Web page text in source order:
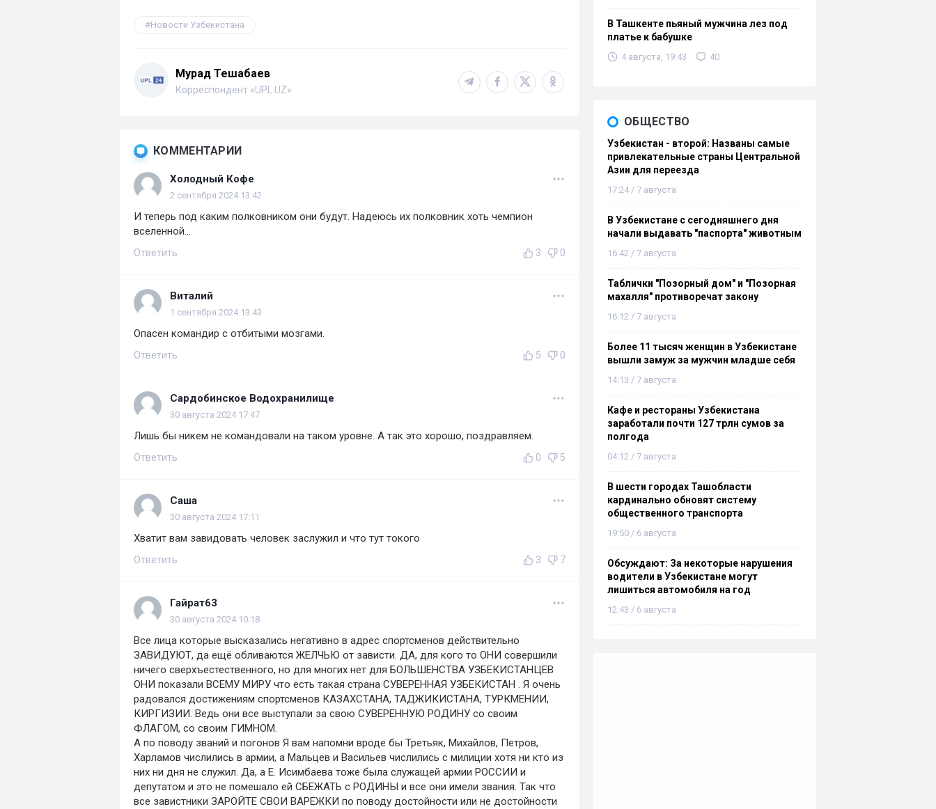
Новости Узбекистана
Мурад Тешабаев
Корреспондент «UPL.UZ»
КОММЕНТАРИИ
Холодный Кофе
2 сентября 2024 13:42
И теперь под каким полковником они будут. Надеюсь их полковник хоть чемпион
вселенной...
Ответить 3 0
Виталий
1 сентября 2024 13:43
Опасен командир с отбитыми мозгами.
Ответить 5 0
Сардобинское Водохранилище
30 августа 2024 17:47
Лишь бы никем не командовали на таком уровне. А так это хорошо, поздравляем.
Ответить 0 5
Саша
30 августа 2024 17:11
Хватит вам завидовать человек заслужил и что тут токого
Ответить 3 7
Гайрат63
30 августа 2024 10:18
Все лица которые высказались негативно в адрес спортсменов действительно
ЗАВИДУЮТ, да ещё обливаются ЖЕЛЧЬЮ от зависти. ДА, для кого то ОНИ совершили
ничего сверхъестественного, но для многих нет для БОЛЬШЕНСТВА УЗБЕКИСТАНЦЕВ
ОНИ показали ВСЕМУ МИРУ что есть такая страна СУВЕРЕННАЯ УЗБЕКИСТАН . Я очень
радовался достижениям спортсменов КАЗАХСТАНА, ТАДЖИКИСТАНА, ТУРКМЕНИИ,
КИРГИЗИИ. Ведь они все выступали за свою СУВЕРЕННУЮ РОДИНУ со своим
ФЛАГОМ, со своим ГИМНОМ.
А по поводу званий и погонов Я вам напомни вроде бы Третьяк, Михайлов, Петров,
Харламов числились в армии, а Мальцев и Васильев числились с милиции хотя ни кто из
них ни дня не служил. Да, а Е. Исимбаева тоже была служащей армии РОССИИ и
депутатом и это не помешало ей СБЕЖАТЬ с РОДИНЫ и все они имели звания. Так что
все завистники ЗАРОЙТЕ СВОИ ВАРЕЖКИ по поводу достойности или не достойности
В Ташкенте пьяный мужчина лез под
платье к бабушке
4 августа, 19:43 40
ОБЩЕСТВО
Узбекистан - второй: Названы самые
привлекательные страны Центральной
Азии для переезда
17:24 / 7 августа
В Узбекистане с сегодняшнего дня
начали выдавать "паспорта" животным
16:42 / 7 августа
Таблички "Позорный дом" и "Позорная
махалля" противоречат закону
16:12 / 7 августа
Более 11 тысяч женщин в Узбекистане
вышли замуж за мужчин младше себя
14:13 / 7 августа
Кафе и рестораны Узбекистана
заработали почти 127 трлн сумов за
полгода
04:12 / 7 августа
В шести городах Ташобласти
кардинально обновят систему
общественного транспорта
19:50 / 6 августа
Обсуждают: За некоторые нарушения
водители в Узбекистане могут
лишиться автомобиля на год
12:43 / 6 августа